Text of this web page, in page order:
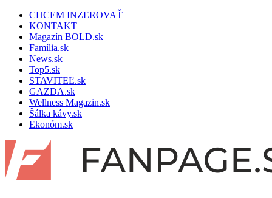
CHCEM INZEROVAŤ
KONTAKT
Magazín BOLD.sk
Família.sk
News.sk
Top5.sk
STAVITEĽ.sk
GAZDA.sk
Wellness Magazin.sk
Šálka kávy.sk
Ekonóm.sk